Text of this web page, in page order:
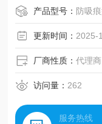
吸盘材料
PEEK、POM、导电
吸盘架种类
固定式6种、弹簧式9
产品型号： 防吸
更新时间： 2025-
厂商性质：代理商
访问量： 262
服务热线